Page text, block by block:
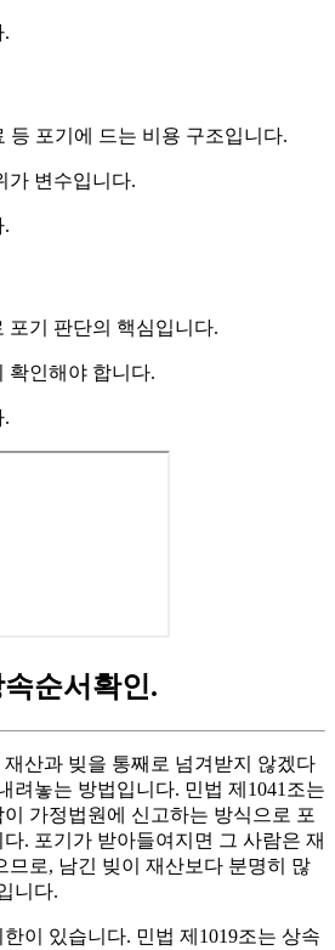
.
등 포기에 드는 비용 구조입니다.
가 변수입니다.
.
포기 판단의 핵심입니다.
확인해야 합니다.
.
순서확인.
산과 빚을 통째로 넘겨받지 않겠다
려놓는 방법입니다. 민법 제1041조는
가정법원에 신고하는 방식으로 포
. 포기가 받아들여지면 그 사람은 재
므로, 남긴 빚이 재산보다 분명히 많
니다.
이 있습니다. 민법 제1019조는 상속